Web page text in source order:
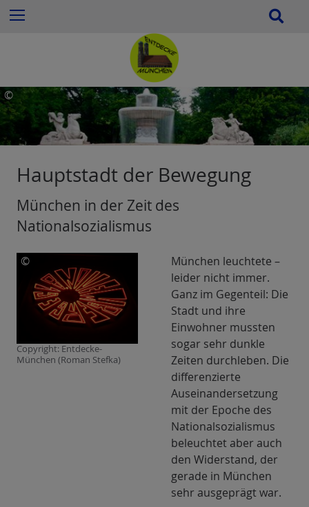
h
a
t
©
Roman
StefkaFoto:
Roman
Hauptstadt der Bewegung
München in der Zeit des
Nationalsozialismus
Copyright: Entdecke-
München (Roman Stefka)
©
Roman
StefkaFoto:
Roman
Stefka
München leuchtete –
leider nicht immer.
Ganz im Gegenteil: Die
Stadt und ihre
Einwohner mussten
sogar sehr dunkle
Zeiten durchleben. Die
differenzierte
Auseinandersetzung
mit der Epoche des
Nationalsozialismus
beleuchtet aber auch
den Widerstand, der
gerade in München
sehr ausgeprägt war.